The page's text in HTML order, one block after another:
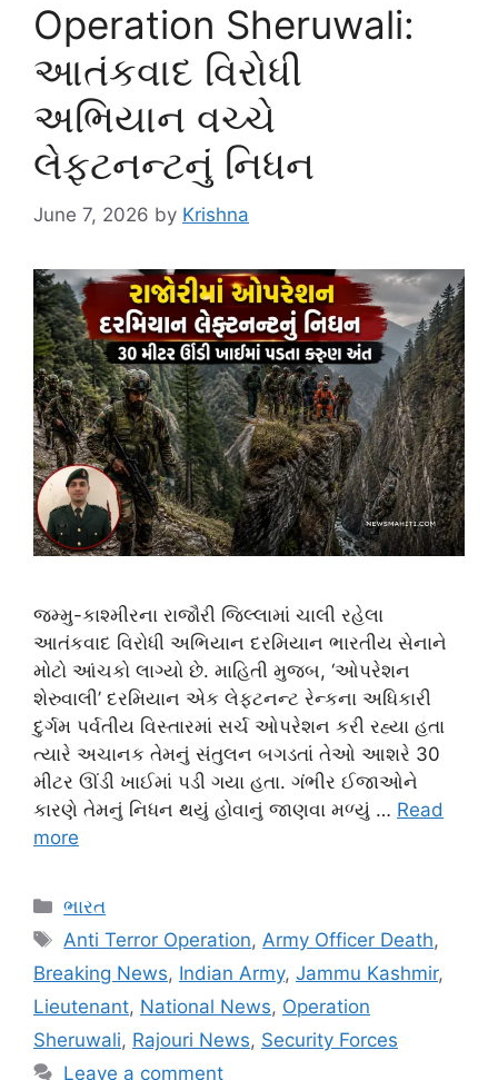
Operation Sheruwali:
આતંકવાદ વિરોધી
અભિયાન વચ્ચે
લેફ્ટનન્ટનું નિધન
June 7, 2026 by Krishna
જમ્મુ-કાશ્મીરના રાજૌરી જિલ્લામાં ચાલી રહેલા
આતંકવાદ વિરોધી અભિયાન દરમિયાન ભારતીય સેનાને
મોટો આંચકો લાગ્યો છે. માહિતી મુજબ, ‘ઓપરેશન
શેરુવાલી’ દરમિયાન એક લેફ્ટનન્ટ રેન્કના અધિકારી
દુર્ગમ પર્વતીય વિસ્તારમાં સર્ચ ઓપરેશન કરી રહ્યા હતા
ત્યારે અચાનક તેમનું સંતુલન બગડતાં તેઓ આશરે 30
મીટર ઊંડી ખાઈમાં પડી ગયા હતા. ગંભીર ઈજાઓને
કારણે તેમનું નિધન થયું હોવાનું જાણવા મળ્યું … Read
more
Categories
ભારત
Tags
Anti Terror Operation,Army Officer Death,
Breaking News, Indian Army, Jammu Kashmir,
Lieutenant, National News, Operation
Sheruwali, Rajouri News, Security Forces
Leave a comment